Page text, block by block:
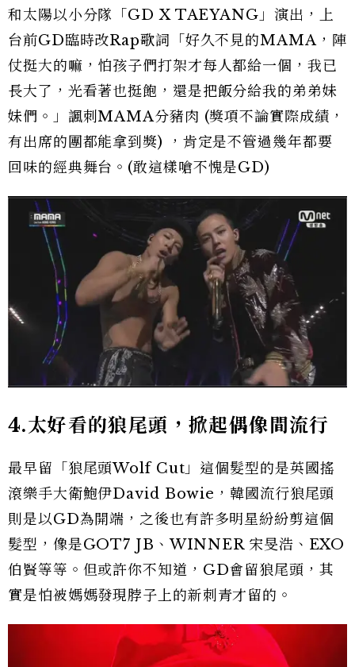
和太陽以小分隊「GD X TAEYANG」演出，上
台前GD臨時改Rap歌詞「好久不見的MAMA，陣
仗挺大的嘛，怕孩子們打架才每人都給一個，我已
長大了，光看著也挺飽，還是把飯分給我的弟弟妹
妹們。」諷刺MAMA分豬肉 (獎項不論實際成績，
有出席的團都能拿到獎) ，肯定是不管過幾年都要
回味的經典舞台。(敢這樣嗆不愧是GD)
4.太好看的狼尾頭，掀起偶像間流行
最早留「狼尾頭Wolf Cut」這個髮型的是英國搖
滾樂手大衛鮑伊David Bowie，韓國流行狼尾頭
則是以GD為開端，之後也有許多明星紛紛剪這個
髮型，像是GOT7 JB、WINNER 宋旻浩、EXO
伯賢等等。但或許你不知道，GD會留狼尾頭，其
實是怕被媽媽發現脖子上的新刺青才留的。